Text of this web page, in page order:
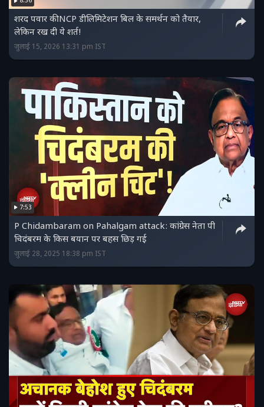
शरद पवार की NCP डीलिमिटेशन बिल के समर्थन को तैयार,
लेकिन रख दी ये शर्त!
जुलाई 15, 2026 13:31 pm IST
7:53
P Chidambaram on Pahalgam attack: कांग्रेस नेता पी
चिदंबरम के किस बयान पर बहस छिड़ गई
जुलाई 28, 2025 18:38 pm IST